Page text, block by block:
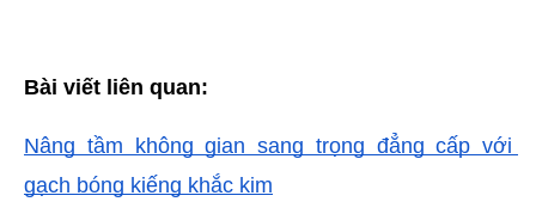
Bài viết liên quan:
Nâng tầm không gian sang trọng đẳng cấp với
gạch bóng kiếng khắc kim